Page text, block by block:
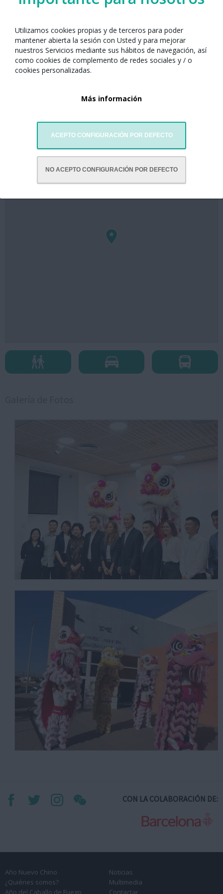
Utilizamos cookies propias y de terceros para poder
mantener abierta la sesión con Usted y para mejorar
nuestros Servicios mediante sus hábitos de navegación, así
como cookies de complemento de redes sociales y / o
cookies personalizadas.
Más información
ACEPTO CONFIGURACIÓN POR DEFECTO
NO ACEPTO CONFIGURACIÓN POR DEFECTO
Visitar website
CON LA COLABORACIÓN DE:
Año Nuevo Chino
¿Quiénes somos?
Año del Caballo de Fuego
Noticias
Multimedia
Contactar